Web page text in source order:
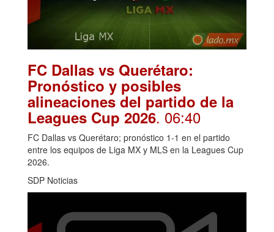
FC Dallas vs Querétaro:
Pronóstico y posibles
alineaciones del partido de la
Leagues Cup 2026. 06:40
FC Dallas vs Querétaro; pronóstico 1-1 en el partido
entre los equipos de Liga MX y MLS en la Leagues Cup
2026.
SDP Noticias